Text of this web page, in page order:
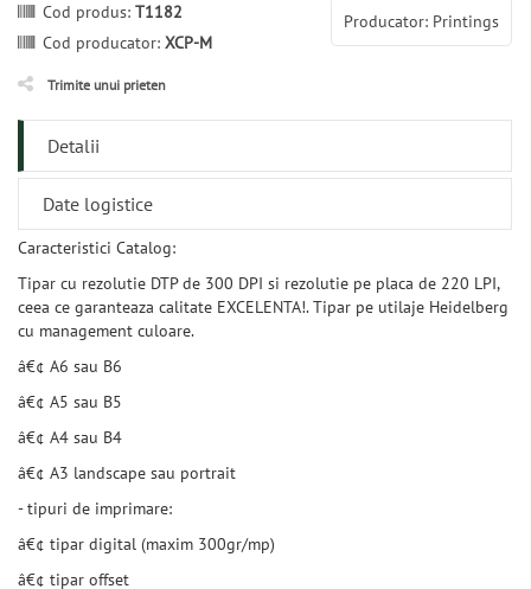
Producator: Printings
Cod produs: T1182
Cod producator: XCP-M
Trimite unui prieten
Detalii
Date logistice
Caracteristici Catalog:
Tipar cu rezolutie DTP de 300 DPI si rezolutie pe placa de 220 LPI,
ceea ce garanteaza calitate EXCELENTA!. Tipar pe utilaje Heidelberg
cu management culoare.
â€¢ A6 sau B6
â€¢ A5 sau B5
â€¢ A4 sau B4
â€¢ A3 landscape sau portrait
- tipuri de imprimare:
â€¢ tipar digital (maxim 300gr/mp)
â€¢ tipar offset